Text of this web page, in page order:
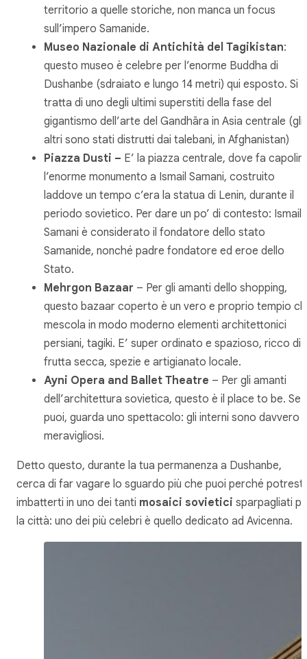
territorio a quelle storiche, non manca un focus
sull’impero Samanide.
Museo Nazionale di Antichità del Tagikistan:
questo museo è celebre per l’enorme Buddha di
Dushanbe (sdraiato e lungo 14 metri) qui esposto. Si
tratta di uno degli ultimi superstiti della fase del
gigantismo dell’arte del Gandhāra in Asia centrale (gli
altri sono stati distrutti dai talebani, in Afghanistan)
Piazza Dusti – E’ la piazza centrale, dove fa
l’enorme monumento a Ismail Samani, costruito
laddove un tempo c’era la statua di Lenin, durante il
periodo sovietico. Per dare un po’ di contesto: Ismail
Samani è considerato il fondatore dello stato
Samanide, nonché padre fondatore ed eroe dello
Stato.
Mehrgon Bazaar – Per gli amanti dello shopping,
questo bazaar coperto è un vero e proprio tempio
mescola in modo moderno elementi architettonici
persiani, tagiki. E’ super ordinato e spazioso, ricco di
frutta secca, spezie e artigianato locale.
Ayni Opera and Ballet Theatre – Per gli amanti
dell’architettura sovietica, questo è il place to be. Se
puoi, guarda uno spettacolo: gli interni sono davvero
meravigliosi.
Detto questo, durante la tua permanenza a Dushanbe,
cerca di far vagare lo sguardo più che puoi perché potresti
imbatterti in uno dei tanti mosaici sovietici sparpagliati
la città: uno dei più celebri è quello dedicato ad Avicenna.